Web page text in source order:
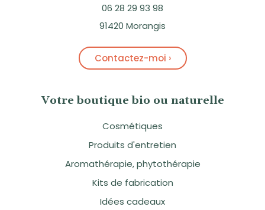
06 28 29 93 98
91420 Morangis
Contactez-moi ›
Votre boutique bio ou naturelle
Cosmétiques
Produits d'entretien
Aromathérapie, phytothérapie
Kits de fabrication
Idées cadeaux